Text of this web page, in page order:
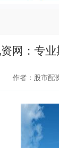
网：专
作者：股市配